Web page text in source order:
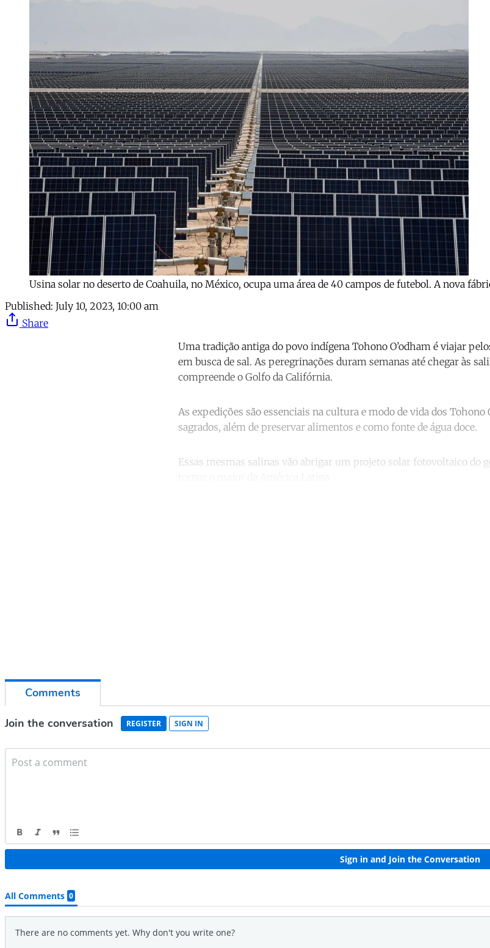
Usina solar no deserto de Coahuila, no México, ocupa uma área de 40 campos de futebol. A nova
Published: July 10, 2023, 10:00 am
Share
Uma tradição antiga do povo indígena Tohono O’odham é viajar
em busca de sal. As peregrinações duram semanas até chegar às
compreende o Golfo da Califórnia.
As expedições são essenciais na cultura e modo de vida dos Tohono
sagrados, além de preservar alimentos e como fonte de água doce.
Essas mesmas salinas vão abrigar um projeto solar fotovoltaico do